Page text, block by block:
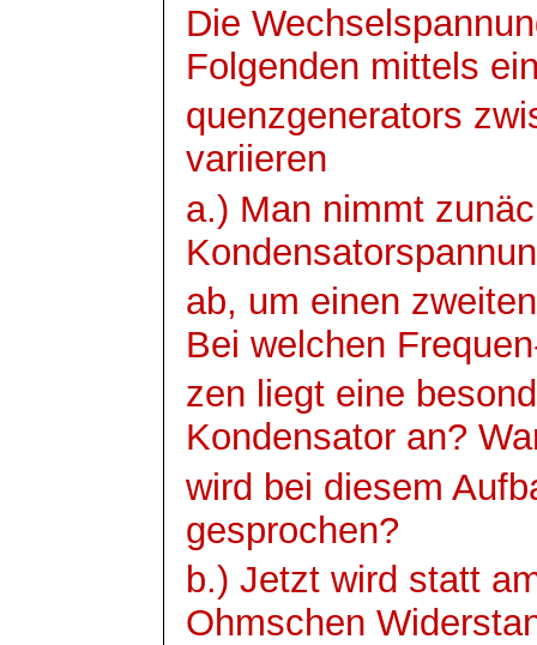
Die
Folgenden mittels
quenzgenerators
variieren
a.) Man nimmt
ab, um einen
Bei welchen Frequen
zen liegt eine
Kondensator an?
wird bei diesem
gesprochen?
b.) Jetzt wird statt
Ohmschen